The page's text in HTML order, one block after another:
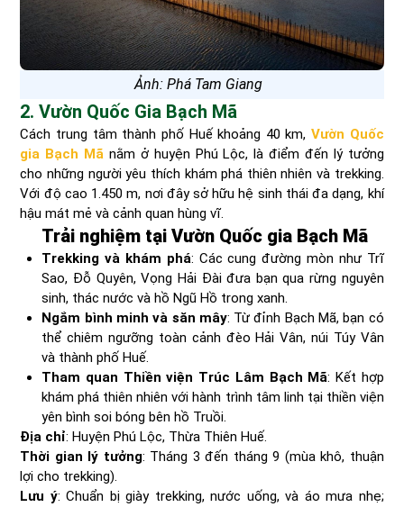
Ảnh: Phá Tam Giang
2. Vườn Quốc Gia Bạch Mã
Cách trung tâm thành phố Huế khoảng 40 km, Vườn Quốc
gia Bạch Mã nằm ở huyện Phú Lộc, là điểm đến lý tưởng
cho những người yêu thích khám phá thiên nhiên và trekking.
Với độ cao 1.450 m, nơi đây sở hữu hệ sinh thái đa dạng, khí
hậu mát mẻ và cảnh quan hùng vĩ.
Trải nghiệm tại Vườn Quốc gia Bạch Mã
Trekking và khám phá: Các cung đường mòn như Trĩ
Sao, Đỗ Quyên, Vọng Hải Đài đưa bạn qua rừng nguyên
sinh, thác nước và hồ Ngũ Hồ trong xanh.
Ngắm bình minh và săn mây: Từ đỉnh Bạch Mã, bạn có
thể chiêm ngưỡng toàn cảnh đèo Hải Vân, núi Túy Vân
và thành phố Huế.
Tham quan Thiền viện Trúc Lâm Bạch Mã: Kết hợp
khám phá thiên nhiên với hành trình tâm linh tại thiền viện
yên bình soi bóng bên hồ Truồi.
Địa chỉ: Huyện Phú Lộc, Thừa Thiên Huế.
Thời gian lý tưởng: Tháng 3 đến tháng 9 (mùa khô, thuận
lợi cho trekking).
Lưu ý: Chuẩn bị giày trekking, nước uống, và áo mưa nhẹ;